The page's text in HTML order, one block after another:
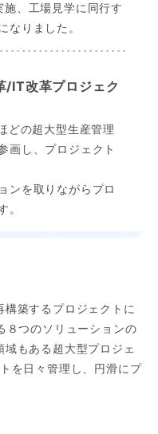
、工場見学に同行す
なりました。
/IT改革プロジェク
どの超大型生産管理
画し、プロジェクト
ンを取りながらプロ
。
築するプロジェクトに
８つのソリューションの
もある超大型プロジェ
を日々管理し、円滑にプ